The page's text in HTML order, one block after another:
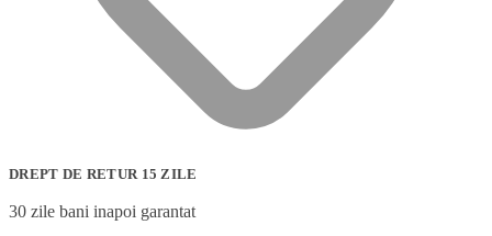
DREPT DE RETUR 15 ZILE
30 zile bani inapoi garantat